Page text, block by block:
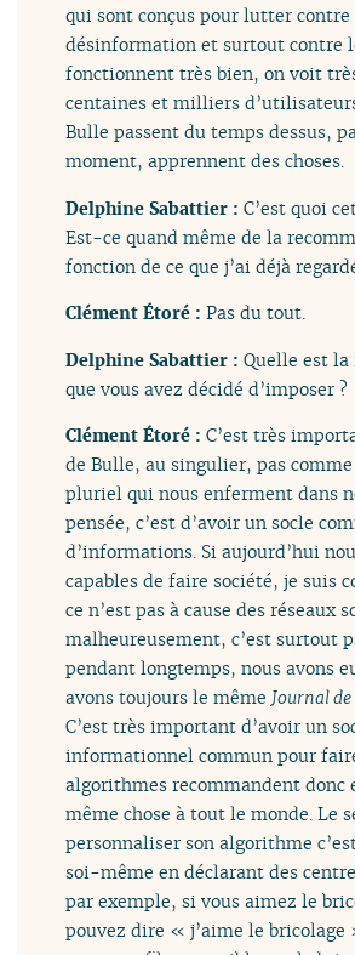
qui sont conçus pour lutter contre
désinformation et surtout contre
fonctionnent très bien, on voit
centaines et milliers
Bulle passent du temps dessus,
moment, apprennent des choses.
Delphine Sabattier :C’est quoi
Est-ce quand même de la
fonction de ce que j’ai déjà
Clément Étoré :Pas du tout.
Delphine Sabattier :Quelle est
que vous avez décidé d’imposer ?
Clément Étoré :C’est très
de Bulle, au singulier, pas
pluriel qui nous enferment dans
pensée, c’est d’avoir un socle
d’informations. Si aujourd’hui
capables de faire société, je suis
ce n’est pas à cause des réseaux
malheureusement, c’est surtout
pendant longtemps, nous avons
avons toujours le même Journal
C’est très important d’avoir un
informationnel commun pour
algorithmes recommandent donc
même chose à tout le monde. Le
personnaliser son algorithme
soi-même en déclarant des
par exemple, si vous aimez le
pouvez dire « j’aime le bricolage